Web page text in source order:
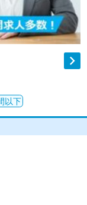

以下